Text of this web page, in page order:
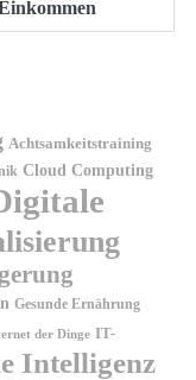
Achtsamkeitstraining
Cloud Computing
Gesunde Ernährung
der Dinge IT-
Intelligenz